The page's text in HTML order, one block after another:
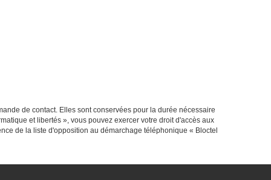
de contact. Elles sont conservées pour la durée nécessaire
et libertés », vous pouvez exercer votre droit d'accès aux
de la liste d'opposition au démarchage téléphonique « Bloctel